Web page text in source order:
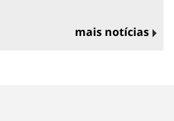
mais notícias